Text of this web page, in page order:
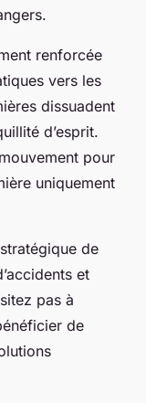
renforcée
vers les
dissuadent
d’esprit.
pour
uniquement
de
et
pas à
de